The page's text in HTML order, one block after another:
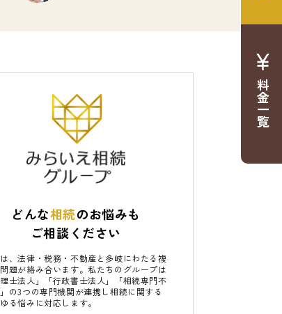
料金一覧
どんな相続のお悩みも
ご相談ください
、法律・税務・不動産と多岐にわたる複
題が絡み合います。私たちのグループは
理士法人」「行政書士法人」「相続専門不
の3つの専門機関が連携し相続に関する
る悩みに対応します。